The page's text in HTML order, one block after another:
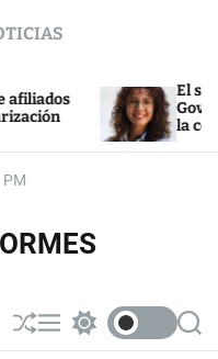
El sector de
Govern tras
la compra
PM
S
h
M
e w
S
e